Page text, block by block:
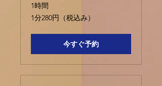
1時間
1
分
円
み）
1分280円（税込み）
今すぐ予約